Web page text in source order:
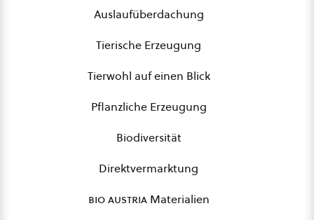
Auslaufüberdachung
Tierische Erzeugung
Tierwohl auf einen Blick
Pflanzliche Erzeugung
Biodiversität
Direktvermarktung
bio austriaMaterialien